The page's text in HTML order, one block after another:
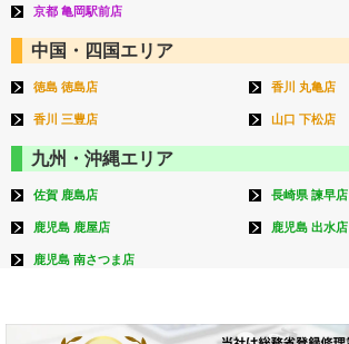
京都 亀岡駅前店
中国・四国エリア
徳島 徳島店 香川 丸亀店
香川 三豊店 山口 下松店
九州・沖縄エリア
佐賀 鹿島店 長崎県 諫早店
鹿児島 鹿屋店 鹿児島 出水店
鹿児島 南さつま店